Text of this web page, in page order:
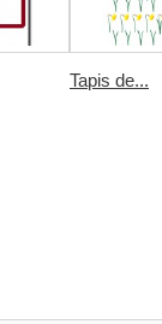
Tapis de...